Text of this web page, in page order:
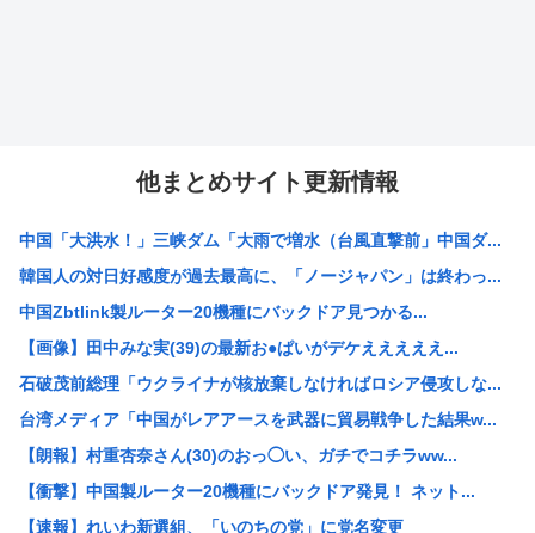
他まとめサイト更新情報
中国「大洪水！」三峡ダム「大雨で増水（台風直撃前」中国ダ...
韓国人の対日好感度が過去最高に、「ノージャパン」は終わっ...
中国Zbtlink製ルーター20機種にバックドア見つかる...
【画像】田中みな実(39)の最新お●ぱいがデケえええええ...
石破茂前総理「ウクライナが核放棄しなければロシア侵攻しな...
台湾メディア「中国がレアアースを武器に貿易戦争した結果w...
【朗報】村重杏奈さん(30)のおっ◯い、ガチでコチラww...
【衝撃】中国製ルーター20機種にバックドア発見！ ネット...
【速報】れいわ新選組、「いのちの党」に党名変更